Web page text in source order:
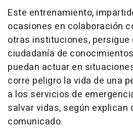
Este entrenamiento,
ocasiones en colaboración
otras instituciones, persigue
ciudadanía de
puedan actuar en
corre peligro la vida de una
a los servicios de
salvar vidas, según explican
comunicado.